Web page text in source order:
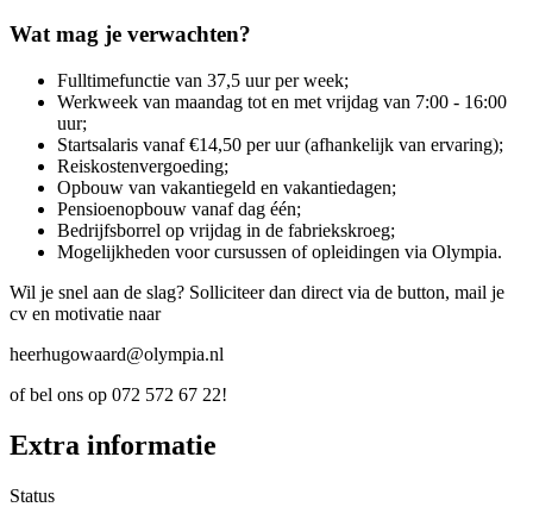
Wat mag je verwachten?
Fulltimefunctie van 37,5 uur per week;
Werkweek van maandag tot en met vrijdag van 7:00 - 16:00
uur;
Startsalaris vanaf €14,50 per uur (afhankelijk van ervaring);
Reiskostenvergoeding;
Opbouw van vakantiegeld en vakantiedagen;
Pensioenopbouw vanaf dag één;
Bedrijfsborrel op vrijdag in de fabriekskroeg;
Mogelijkheden voor cursussen of opleidingen via Olympia.
Wil je snel aan de slag? Solliciteer dan direct via de button, mail je
cv en motivatie naar
heerhugowaard@olympia.nl
of bel ons op 072 572 67 22!
Extra informatie
Status